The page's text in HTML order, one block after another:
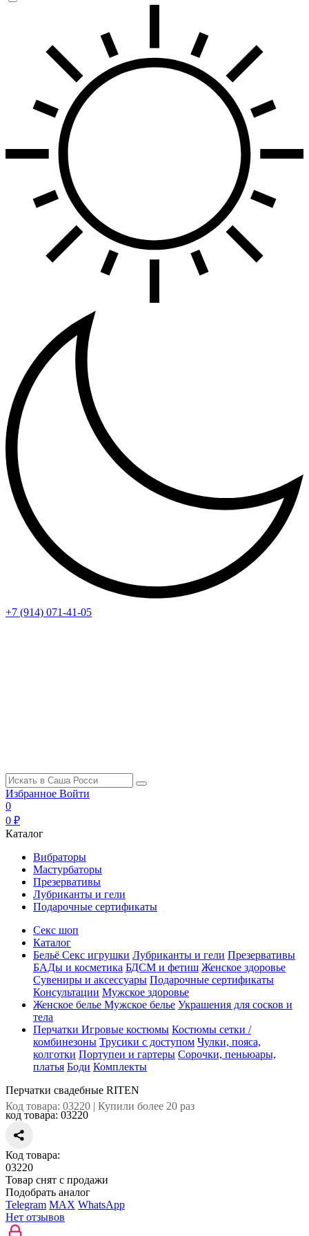
+7 (914) 071-41-05
Избранное Войти
0
0 ₽
Каталог
Вибраторы
Мастурбаторы
Презервативы
Лубриканты и гели
Подарочные сертификаты
Секс шоп
Каталог
Бельё Секс игрушки Лубриканты и гели Презервативы
БАДы и косметика БДСМ и фетиш Женское здоровье
Сувениры и аксессуары Подарочные сертификаты
Консультации Мужское здоровье
Женское белье Мужское белье Украшения для сосков и
тела
Перчатки Игровые костюмы Костюмы сетки /
комбинезоны Трусики с доступом Чулки, пояса,
колготки Портупеи и гартеры Сорочки, пеньюары,
платья Боди Комплекты
Перчатки свадебные RITEN
Код товара: 03220 | Купили более 20 раз
код товара: 03220
Код товара:
03220
Товар снят с продажи
Подобрать аналог
Telegram MAX WhatsApp
Нет отзывов